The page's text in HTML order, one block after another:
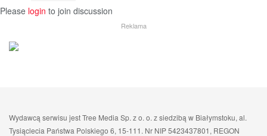
Please login to join discussion
Reklama
Wydawcą serwisu jest Tree Media Sp. z o. o. z siedzibą w Białymstoku, al.
Tysiąclecia Państwa Polskiego 6, 15-111. Nr NIP 5423437801, REGON